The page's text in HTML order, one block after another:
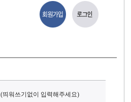
(띄워쓰기없이 입력해주세요)